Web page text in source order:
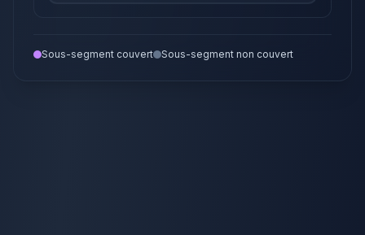
Sous-segment couvert Sous-segment non couvert